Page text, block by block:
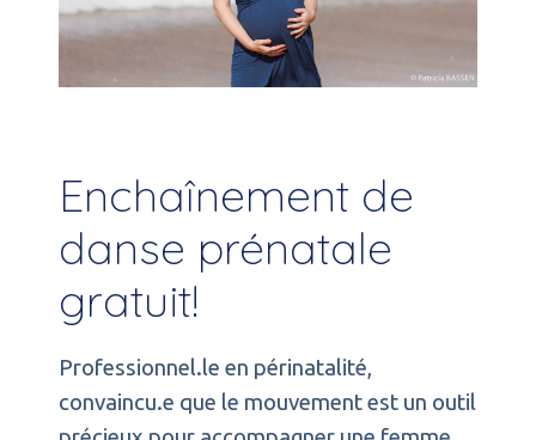
Enchaînement de
danse prénatale
gratuit!
Professionnel.le en périnatalité,
convaincu.e que le mouvement est un outil